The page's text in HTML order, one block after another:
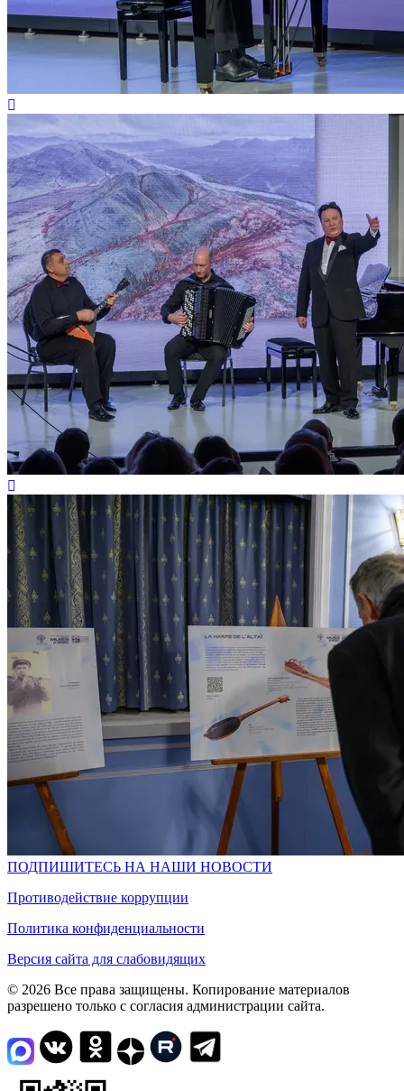
ПОДПИШИТЕСЬ НА НАШИ НОВОСТИ
Противодействие коррупции
Политика конфиденциальности
Версия сайта для слабовидящих
© 2026 Все права защищены. Копирование материалов
разрешено только с согласия администрации сайта.